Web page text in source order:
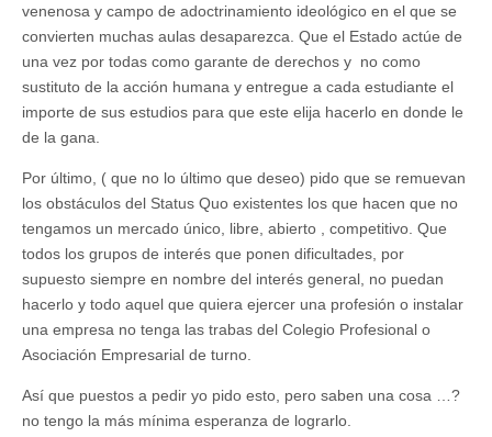
venenosa y campo de adoctrinamiento ideológico en el que se
convierten muchas aulas desaparezca. Que el Estado actúe de
una vez por todas como garante de derechos y no como
sustituto de la acción humana y entregue a cada estudiante el
importe de sus estudios para que este elija hacerlo en donde le
de la gana.
Por último, ( que no lo último que deseo) pido que se remuevan
los obstáculos del Status Quo existentes los que hacen que no
tengamos un mercado único, libre, abierto , competitivo. Que
todos los grupos de interés que ponen dificultades, por
supuesto siempre en nombre del interés general, no puedan
hacerlo y todo aquel que quiera ejercer una profesión o instalar
una empresa no tenga las trabas del Colegio Profesional o
Asociación Empresarial de turno.
Así que puestos a pedir yo pido esto, pero saben una cosa …?
no tengo la más mínima esperanza de lograrlo.